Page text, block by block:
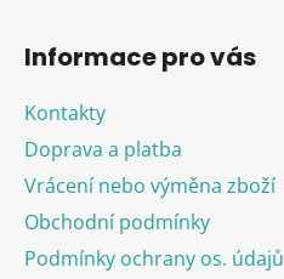
Informace pro vás
Kontakty
Doprava a platba
Vrácení nebo výměna zboží
Obchodní podmínky
Podmínky ochrany os. údajů